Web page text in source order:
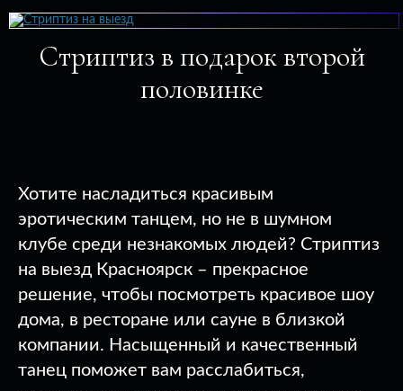
Стриптиз в подарок второй
половинке
Хотите насладиться красивым
эротическим танцем, но не в шумном
клубе среди незнакомых людей? Стриптиз
на выезд Красноярск – прекрасное
решение, чтобы посмотреть красивое шоу
дома, в ресторане или сауне в близкой
компании. Насыщенный и качественный
танец поможет вам расслабиться,